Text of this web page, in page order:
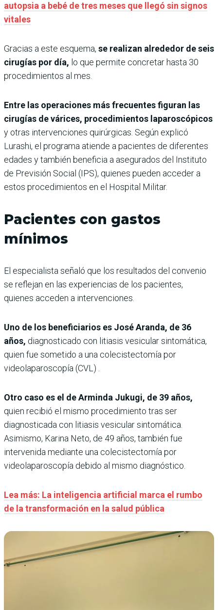
autopsia a bebé de tres meses que llegó sin signos
vitales
Gracias a este esquema, se realizan alrededor de seis
cirugías por día, lo que permite concretar hasta 30
procedimientos al mes.
Entre las operaciones más frecuentes figuran las
cirugías de várices, procedimientos laparoscópicos
y otras intervenciones quirúrgicas. Según explicó
Lurashi, el programa atiende a pacientes de diferentes
edades y también beneficia a asegurados del Instituto
de Previsión Social (IPS), quienes pueden acceder a
estos procedimientos en el Hospital Militar.
Pacientes con gastos
mínimos
El especialista señaló que los resultados del convenio
se reflejan en las experiencias de los pacientes,
quienes acceden a intervenciones.
Uno de los beneficiarios es José Aranda, de 36
años, diagnosticado con litiasis vesicular sintomática,
quien fue sometido a una colecistectomía por
videolaparoscopía (CVL) .
Otro caso es el de Arminda Jukugi, de 39 años,
quien recibió el mismo procedimiento tras ser
diagnosticada con litiasis vesicular sintomática.
Asimismo, Karina Neto, de 49 años, también fue
intervenida mediante una colecistectomía por
videolaparoscopía debido al mismo diagnóstico.
Lea más: La inteligencia artificial marca el rumbo
de la transformación en la salud pública